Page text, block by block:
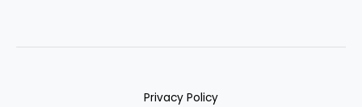
Privacy Policy